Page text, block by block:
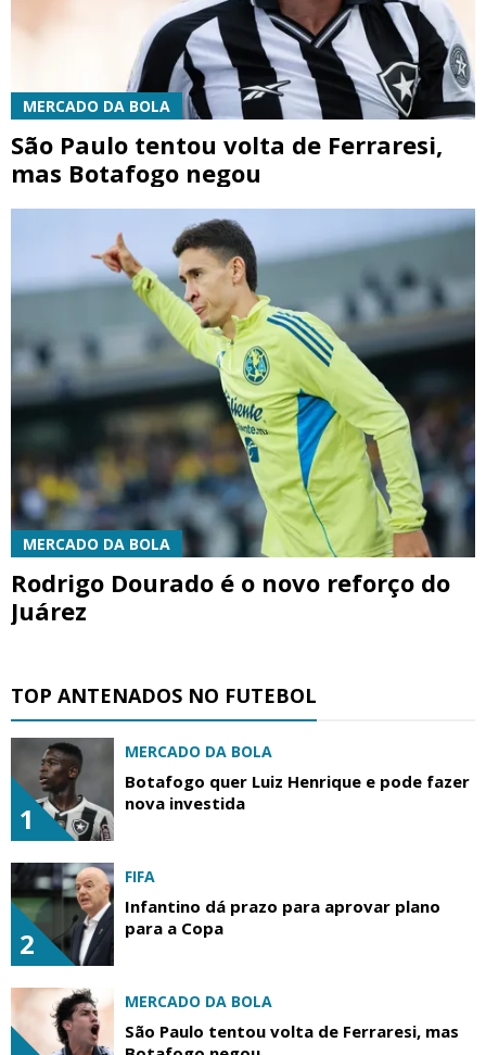
MERCADO DA BOLA
São Paulo tentou volta de Ferraresi,
mas Botafogo negou
MERCADO DA BOLA
Rodrigo Dourado é o novo reforço do
Juárez
TOP ANTENADOS NO FUTEBOL
1
MERCADO DA BOLA
Botafogo quer Luiz Henrique e pode fazer
nova investida
2
FIFA
Infantino dá prazo para aprovar plano
para a Copa
MERCADO DA BOLA
São Paulo tentou volta de Ferraresi, mas